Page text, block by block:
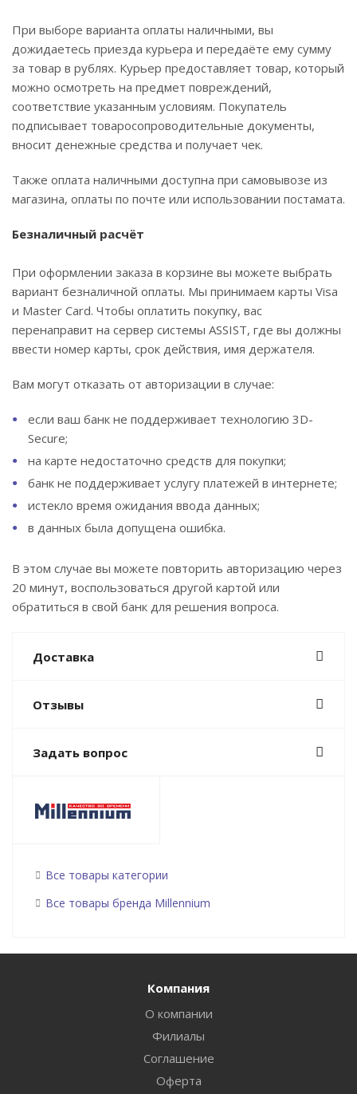
При выборе варианта оплаты наличными, вы
дожидаетесь приезда курьера и передаёте ему сумму
за товар в рублях. Курьер предоставляет товар, который
можно осмотреть на предмет повреждений,
соответствие указанным условиям. Покупатель
подписывает товаросопроводительные документы,
вносит денежные средства и получает чек.
Также оплата наличными доступна при самовывозе из
магазина, оплаты по почте или использовании постамата.
Безналичный расчёт
При оформлении заказа в корзине вы можете выбрать
вариант безналичной оплаты. Мы принимаем карты Visa
и Master Card. Чтобы оплатить покупку, вас
перенаправит на сервер системы ASSIST, где вы должны
ввести номер карты, срок действия, имя держателя.
Вам могут отказать от авторизации в случае:
если ваш банк не поддерживает технологию 3D-
Secure;
на карте недостаточно средств для покупки;
банк не поддерживает услугу платежей в интернете;
истекло время ожидания ввода данных;
в данных была допущена ошибка.
В этом случае вы можете повторить авторизацию через
20 минут, воспользоваться другой картой или
обратиться в свой банк для решения вопроса.
Доставка
Отзывы
Задать вопрос
Все товары категории
Все товары бренда Millennium
Компания
О компании
Филиалы
Соглашение
Оферта